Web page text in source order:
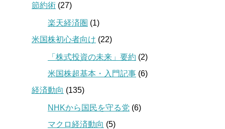
節約術 (27)
楽天経済圏 (1)
米国株初心者向け (22)
「株式投資の未来」要約 (2)
米国株超基本・入門記事 (6)
経済動向 (135)
NHKから国民を守る党 (6)
マクロ経済動向 (5)